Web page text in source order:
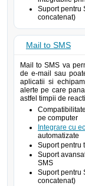
Suport pentru
concatenat)
Mail to SMS
Mail to SMS va
de e-mail sau
aplicatii si
alerte pe care
astfel timpii de
pe computer
Integrare cu
automatizate
Suport pentru
Suport
SMS
Suport pentru
concatenat)